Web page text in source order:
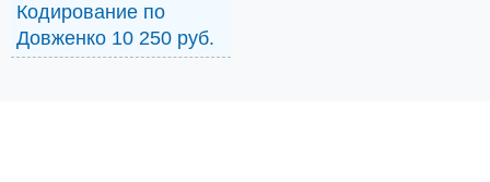
Кодирование по
Довженко 10 250 руб.